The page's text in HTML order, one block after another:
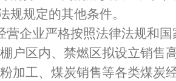
规规定的其他条件。
营企业严格按照法律法规和
户区内、禁燃区拟设立销售
加工、煤炭销售等各类煤炭